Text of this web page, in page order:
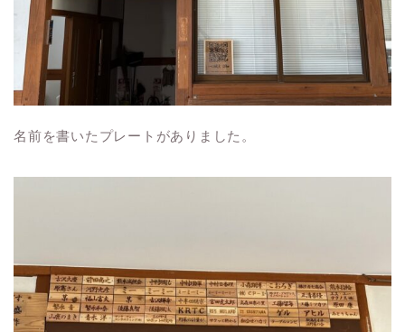
名前を書いたプレートがありました。